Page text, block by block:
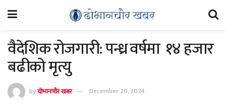
वैदेशिक रोजगारी: पन्ध्र वर्षमा १४ हजार
बढीको मृत्यु
byदोभानचौर खबर December 20, 2024